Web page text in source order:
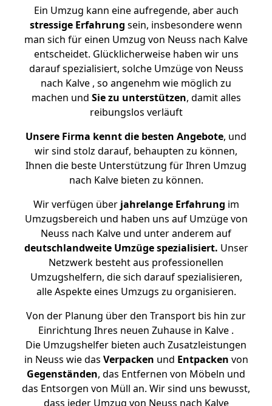
Ein Umzug kann eine aufregende, aber auch
stressige Erfahrung sein, insbesondere wenn
man sich für einen Umzug von Neuss nach Kalve
entscheidet. Glücklicherweise haben wir uns
darauf spezialisiert, solche Umzüge von Neuss
nach Kalve , so angenehm wie möglich zu
machen und Sie zu unterstützen, damit alles
reibungslos verläuft
Unsere Firma kennt die besten Angebote, und
wir sind stolz darauf, behaupten zu können,
Ihnen die beste Unterstützung für Ihren Umzug
nach Kalve bieten zu können.
Wir verfügen überjahrelange Erfahrung im
Umzugsbereich und haben uns auf Umzüge von
Neuss nach Kalve und unter anderem auf
deutschlandweite Umzüge spezialisiert. Unser
Netzwerk besteht aus professionellen
Umzugshelfern, die sich darauf spezialisieren,
alle Aspekte eines Umzugs zu organisieren.
Von der Planung über den Transport bis hin zur
Einrichtung Ihres neuen Zuhause in Kalve .
Die Umzugshelfer bieten auch Zusatzleistungen
in Neuss wie das Verpacken und Entpacken von
Gegenständen, das Entfernen von Möbeln und
das Entsorgen von Müll an. Wir sind uns bewusst,
dass jeder Umzug von Neuss nach Kalve